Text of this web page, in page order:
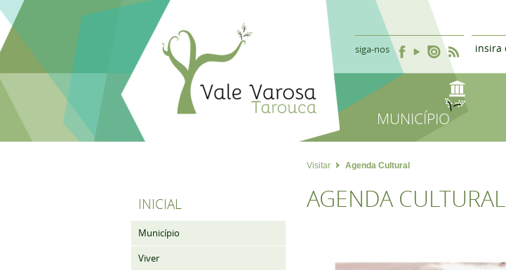
siga-nos
MUNICÍPIO
INICIAL
Município
Viver
Visitar Agenda Cultural
AGENDA CULTURAL